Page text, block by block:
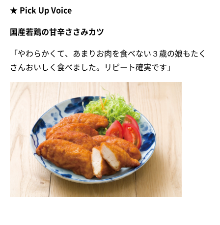
★ Pick Up Voice
国産若鶏の甘辛ささみカツ
「やわらかくて、あまりお肉を食べない３歳の娘もたく
さんおいしく食べました。リピート確実です」